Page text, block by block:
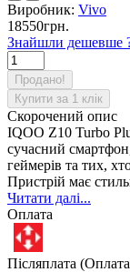
Виробник: Vivo
18550грн.
Знайшли дешевше
Продано!
Купити за 1 клiк
Скорочений опис
IQOO Z10 Turbo
сучасний
геймерів та тих,
Пристрій має
Читати далі...
Оплата
Післяплата